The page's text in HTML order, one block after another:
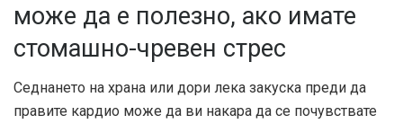
може да е полезно, ако имате
стомашно-чревен стрес
Седнането на храна или дори лека закуска преди да
правите кардио може да ви накара да се почувствате